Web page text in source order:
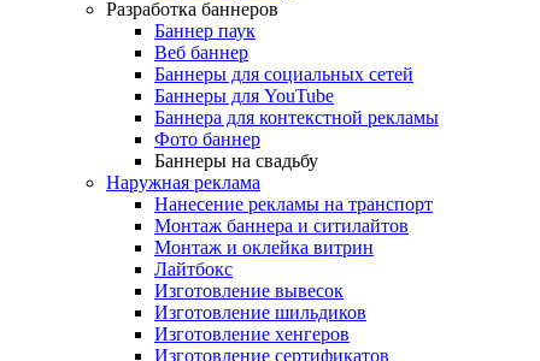
Разработка баннеров
Баннер паук
Веб баннер
Баннеры для социальных сетей
Баннеры для YouTube
Баннера для контекстной рекламы
Фото баннер
Баннеры на свадьбу
Наружная реклама
Нанесение рекламы на транспорт
Монтаж баннера и ситилайтов
Монтаж и оклейка витрин
Лайтбокс
Изготовление вывесок
Изготовление шильдиков
Изготовление хенгеров
Изготовление сертификатов